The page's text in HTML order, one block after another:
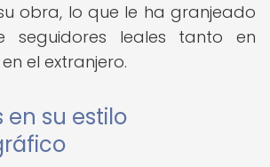
obra, lo que le ha granjeado
seguidores leales tanto en
el extranjero.
su estilo